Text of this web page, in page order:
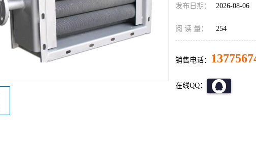
发布日期： 2026-08-06
阅 读 量： 254
销售电话：
在线QQ：